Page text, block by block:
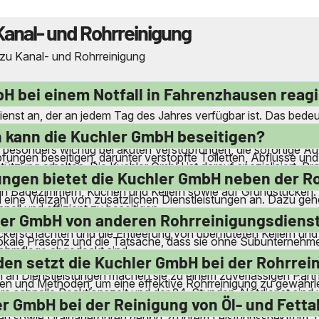
und Rohrreinigung
Kanal- und Rohrreinigung
bei einem Notfall in Fahrenzhausen
an, der an jedem Tag des Jahres verfügbar ist. Das
ihrer lokalen Präsenz in Fahrenzhausen und den
wichtig bei akuten Verstopfungen, die sofortige
erhalten. Die Kuchler GmbH ist darauf spezialisiert,
die Kuchler GmbH beseitigen?
beseitigen, darunter verstopfte Toiletten, Abflüsse
zu lösen. Auch hartnäckige
Badezimmern, Küchen und Kellern sowie auf
und effizient zu beseitigen.
bietet die Kuchler GmbH neben der
Vielzahl von zusätzlichen Dienstleistungen an. Dazu
auch Generalinspektionen von Abscheidern durch und
und die Entleerung von überfluteten Kellern
abgedeckt sind.
GmbH von anderen
Präsenz und die Tatsache, dass sie ohne
durchgeführt werden. Sie berechnen keine
Dienstleistungen machen sie zu einem zuverlässigen
schnelle Reaktionszeit und der 24-Stunden-Notdienst sind
setzt die Kuchler GmbH bei der
und Methoden, um eine effektive Rohrreinigung zu
Sie verwenden spezielle Geräte, um beton- und
bei der Reinigung von Öl- und